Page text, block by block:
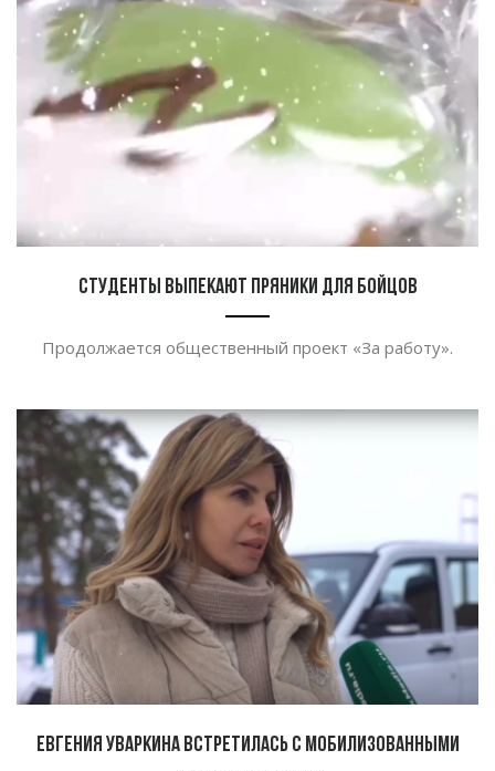
Студенты выпекают пряники для бойцов
Продолжается общественный проект «За работу».
Евгения Уваркина встретилась с мобилизованными